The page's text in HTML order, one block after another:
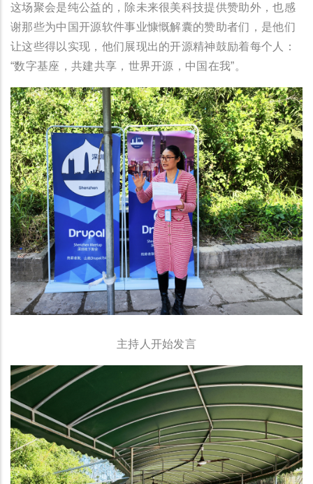
这场聚会是纯公益的，除未来很美科技提供赞助外，也感
谢那些为中国开源软件事业慷慨解囊的赞助者们，是他们
让这些得以实现，他们展现出的开源精神鼓励着每个人：
“数字基座，共建共享，世界开源，中国在我”。
主持人开始发言